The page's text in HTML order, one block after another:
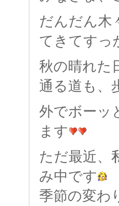
だんだん木
てきてすっ
秋の晴れた
通る道も、
外でボーッ
ます
ただ最近、
み中です
季節の変わ